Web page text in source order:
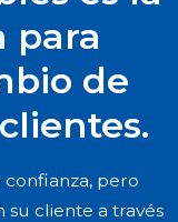
para
de
pero
cliente a través